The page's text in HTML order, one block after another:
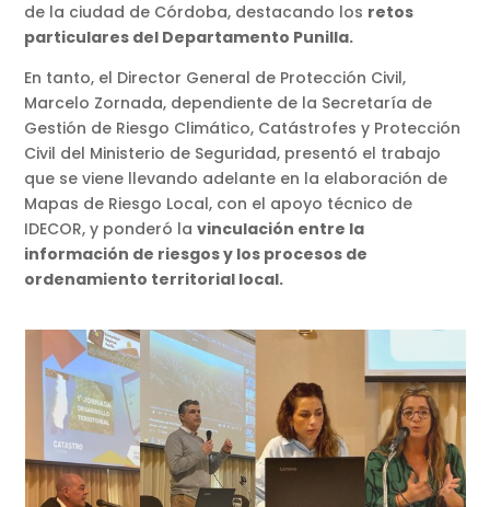
de la ciudad de Córdoba, destacando los retos
particulares del Departamento Punilla.
En tanto, el Director General de Protección Civil,
Marcelo Zornada, dependiente de la Secretaría de
Gestión de Riesgo Climático, Catástrofes y Protección
Civil del Ministerio de Seguridad, presentó el trabajo
que se viene llevando adelante en la elaboración de
Mapas de Riesgo Local, con el apoyo técnico de
IDECOR, y ponderó lavinculación entre la
información de riesgos y los procesos de
ordenamiento territorial local.